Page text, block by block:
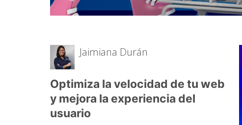
Jaimiana Durán
Optimiza la velocidad de tu web
y mejora la experiencia del
usuario